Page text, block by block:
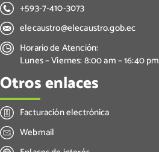
+593-7-410-3073
elecaustro@elecaustro.gob.ec
Horario de Atención:
Lunes – Viernes: 8:00 am – 16:40 pm
Otros enlaces
Facturación electrónica
Webmail